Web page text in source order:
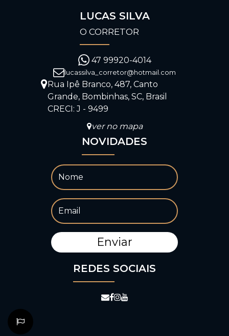
LUCAS SILVA
O CORRETOR
47 99920-4014
lucassilva_corretor@hotmail.com
Rua Ipê Branco, 487, Canto
Grande, Bombinhas, SC, Brasil
CRECI: J - 9499
ver no mapa
NOVIDADES
REDES SOCIAIS